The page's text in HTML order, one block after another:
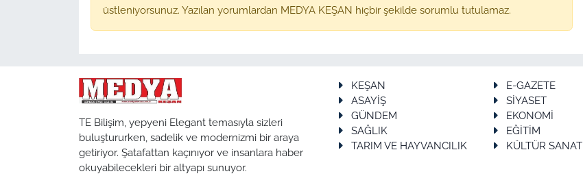
üstleniyorsunuz. Yazılan yorumlardan MEDYA KEŞAN hiçbir şekilde sorumlu tutulamaz.
TE Bilişim, yepyeni Elegant temasıyla sizleri
buluştururken, sadelik ve modernizmi bir araya
getiriyor. Şatafattan kaçınıyor ve insanlara haber
okuyabilecekleri bir altyapı sunuyor.
KEŞAN
E-GAZETE
ASAYİŞ
SİYASET
GÜNDEM
EKONOMİ
SAĞLIK
EĞİTİM
TARIM VE HAYVANCILIK
KÜLTÜR SANAT